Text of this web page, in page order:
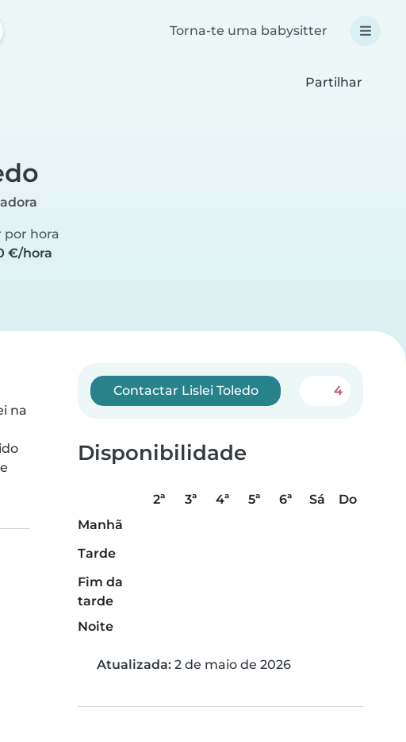
Torna-te uma babysitter
Partilhar
por hora
€/hora
na
Contactar Lislei Toledo 4
Disponibilidade
2ª 3ª 4ª 5ª 6ª Sá
Do
Manhã
Tarde
Fim da
tarde
Noite
Atualizada: 2 de maio de 2026